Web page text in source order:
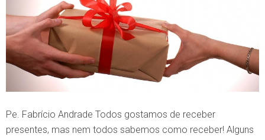
Pe. Fabrício Andrade Todos gostamos de receber
presentes, mas nem todos sabemos como receber! Alguns